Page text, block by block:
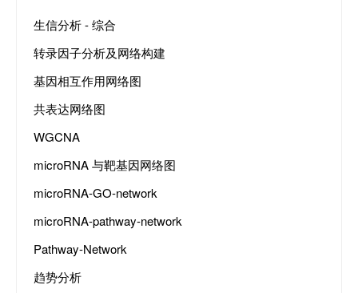
生信分析 - 综合
转录因子分析及网络构建
基因相互作用网络图
共表达网络图
WGCNA
microRNA 与靶基因网络图
microRNA-GO-network
microRNA-pathway-network
Pathway-Network
趋势分析